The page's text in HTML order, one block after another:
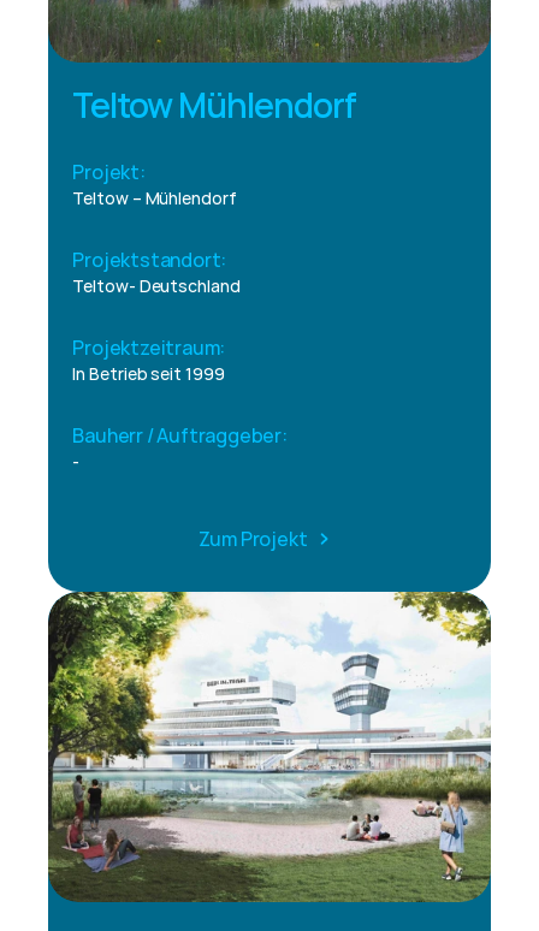
Teltow Mühlendorf
Projekt:
Teltow – Mühlendorf
Projektstandort:
Teltow- Deutschland
Projektzeitraum:
In Betrieb seit 1999
Bauherr / Auftraggeber:
-
Zum Projekt